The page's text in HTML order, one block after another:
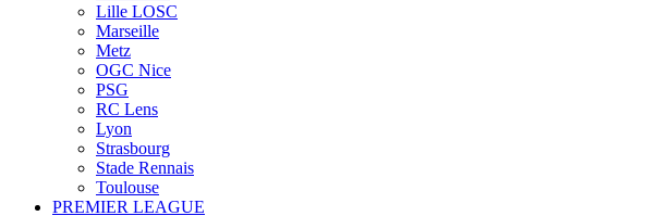
Lille LOSC
Marseille
Metz
OGC Nice
PSG
RC Lens
Lyon
Strasbourg
Stade Rennais
Toulouse
PREMIER LEAGUE